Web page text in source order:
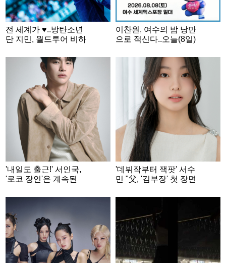
전 세계가 ♥..방탄소년
단 지민, 월드투어 비하
이찬원, 여수의 밤 낭만
으로 적신다..오늘(8일)
대
'내일도 출근!' 서인국,
'로코 장인'은 계속된
게" [★FULL인터뷰]
'데뷔작부터 잭팟' 서수
민 "父, '김부장' 첫 장면
L인터뷰]